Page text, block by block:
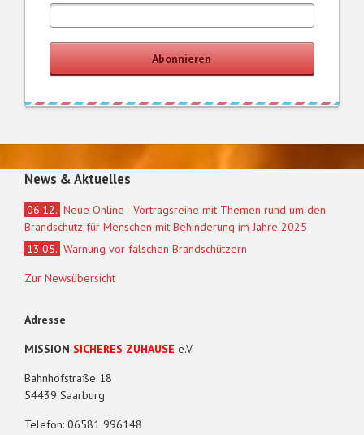
Abonnieren
News & Aktuelles
06.12. Neue Online - Vortragsreihe mit Themen rund um den
Brandschutz für Menschen mit Behinderung im Jahre 2025
13.05. Warnung vor falschen Brandschützern
Zur Newsübersicht
Adresse
MISSION SICHERES ZUHAUSE e.V.
Bahnhofstraße 18
54439 Saarburg
Telefon: 06581 996148